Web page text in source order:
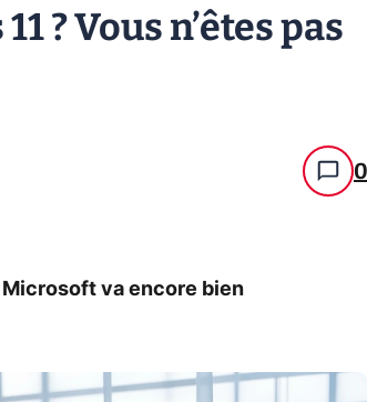
? Vous n’êtes pas
0
Microsoft va encore bien